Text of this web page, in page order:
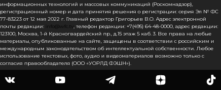
в отношении данного типа файлов. Если вы не согласны
с тем, чтобы мы использовали данный тип файлов,
то вы должны соответствующим образом установить
настройки вашего браузера или не использовать сайт wfc.tv
информационных технологий и массовых коммуникаций (Роскомнадзор),
регистрационный номер и дата принятия решения о регистрации: серия Эл № ФС
77-83223 от 12 мая 2022 г. Главный редактор Григорьев В.О. Адрес электронной
почты редакции: info@wfc.tv, телефон редакции: +7(495) 64-48-0000, адрес редакции:
123100, Москва, 1-й Красногвардейский пр., д.15 этаж 5 каб. 3. Все права на любые
материалы, опубликованные на сайте, защищены в соответствии с российским и
международным законодательством об интеллектуальной собственности. Любое
использование текстовых, фото, аудио и видеоматериалов возможно только с
согласия правообладателя (ООО «УОРЛД ФЭШН»).